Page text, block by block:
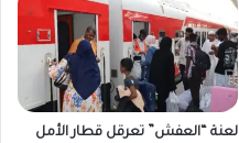
لعنة “العفش” تعرقل قطار الأمل